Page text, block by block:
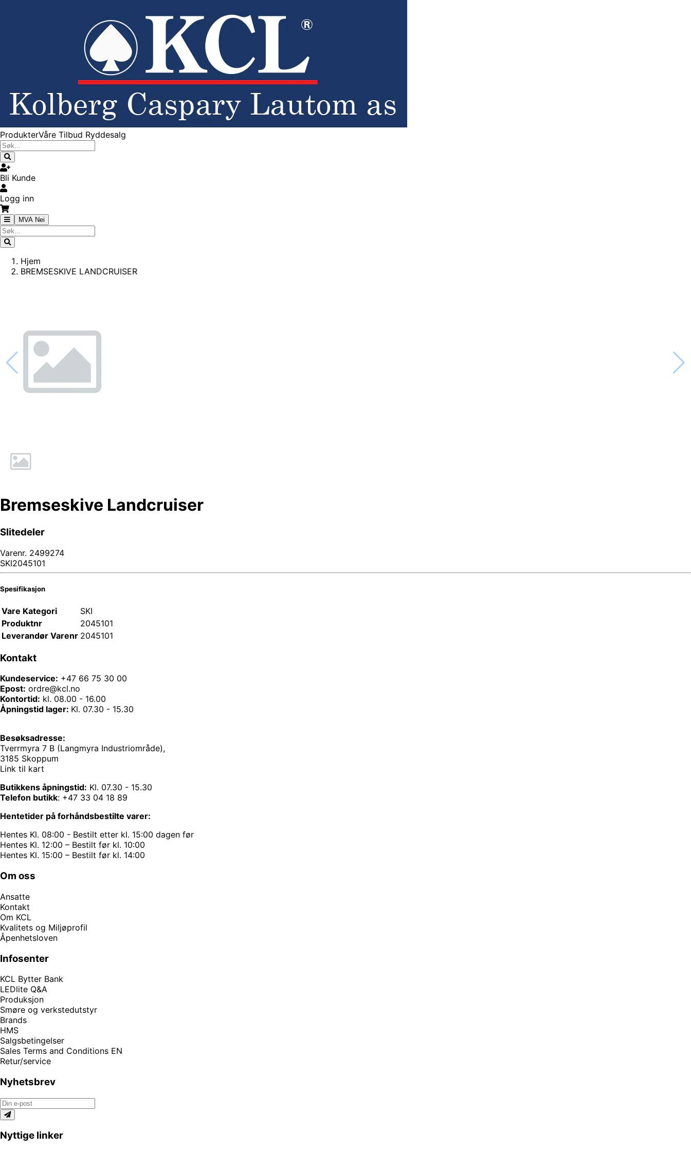
ProdukterVåre Tilbud Ryddesalg
Bli Kunde
Logg inn
MVA Nei
Hjem
BREMSESKIVE LANDCRUISER
Bremseskive Landcruiser
Slitedeler
Varenr. 2499274
SKI2045101
Spesifikasjon
Vare Kategori
SKI
Produktnr
2045101
Leverandør Varenr 2045101
Kontakt
Kundeservice: +47 66 75 30 00
Epost: ordre@kcl.no
Kontortid: kl. 08.00 - 16.00
Åpningstid lager: Kl. 07.30 - 15.30
Besøksadresse:
Tverrmyra 7 B (Langmyra Industriområde),
3185 Skoppum
Link til kart
Butikkens åpningstid: Kl. 07.30 - 15.30
Telefon butikk: +47 33 04 18 89
Hentetider på forhåndsbestilte varer:
Hentes Kl. 08:00 - Bestilt etter kl. 15:00 dagen før
Hentes Kl. 12:00 – Bestilt før kl. 10:00
Hentes Kl. 15:00 – Bestilt før kl. 14:00
Om oss
Ansatte
Kontakt
Om KCL
Kvalitets og Miljøprofil
Åpenhetsloven
Infosenter
KCL Bytter Bank
LEDlite Q&A
Produksjon
Smøre og verkstedutstyr
Brands
HMS
Salgsbetingelser
Sales Terms and Conditions EN
Retur/service
Nyhetsbrev
Nyttige linker